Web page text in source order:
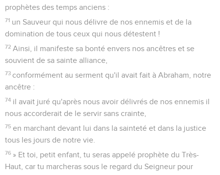
prophètes des temps anciens :
71 un Sauveur qui nous délivre de nos ennemis et de la
domination de tous ceux qui nous détestent !
72 Ainsi, il manifeste sa bonté envers nos ancêtres et se
souvient de sa sainte alliance,
73 conformément au serment qu'il avait fait à Abraham, notre
ancêtre :
74 il avait juré qu'après nous avoir délivrés de nos ennemis il
nous accorderait de le servir sans crainte,
75 en marchant devant lui dans la sainteté et dans la justice
tous les jours de notre vie.
76 » Et toi, petit enfant, tu seras appelé prophète du Très-
Haut, car tu marcheras sous le regard du Seigneur pour